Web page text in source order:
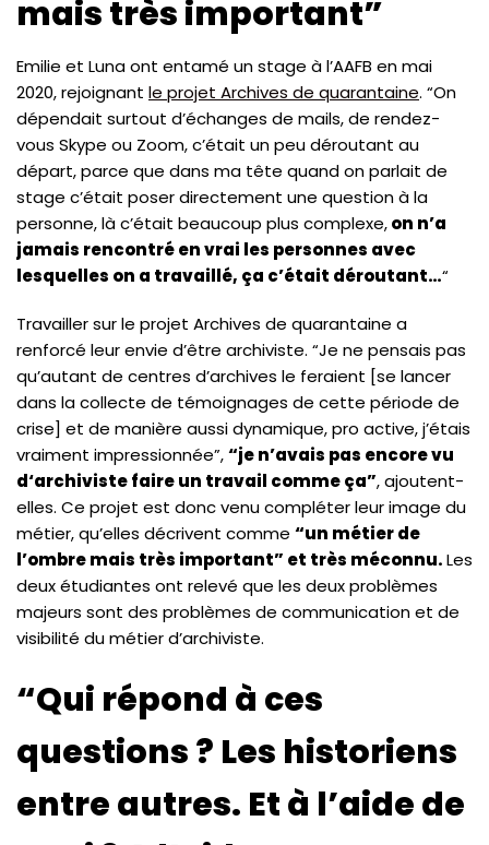
mais très important”
Emilie et Luna ont entamé un stage à l’AAFB en mai
2020, rejoignant le projet Archives de quarantaine. “On
dépendait surtout d’échanges de mails, de rendez-
vous Skype ou Zoom, c’était un peu déroutant au
départ, parce que dans ma tête quand on parlait de
stage c’était poser directement une question à la
personne, là c’était beaucoup plus complexe,on n’a
jamais rencontré en vrai les personnes avec
lesquelles on a travaillé, ça c’était déroutant…“
Travailler sur le projet Archives de quarantaine a
renforcé leur envie d’être archiviste. “Je ne pensais pas
qu’autant de centres d’archives le feraient [se lancer
dans la collecte de témoignages de cette période de
crise] et de manière aussi dynamique, pro active, j’étais
vraiment impressionnée”,“je n’avais pas encore vu
d‘archiviste faire un travail comme ça”, ajoutent-
elles. Ce projet est donc venu compléter leur image du
métier, qu’elles décrivent comme “un métier de
l’ombre mais très important” et très méconnu.Les
deux étudiantes ont relevé que les deux problèmes
majeurs sont des problèmes de communication et de
visibilité du métier d’archiviste.
“Qui répond à ces
questions ? Les historiens
entre autres. Et à l’aide de